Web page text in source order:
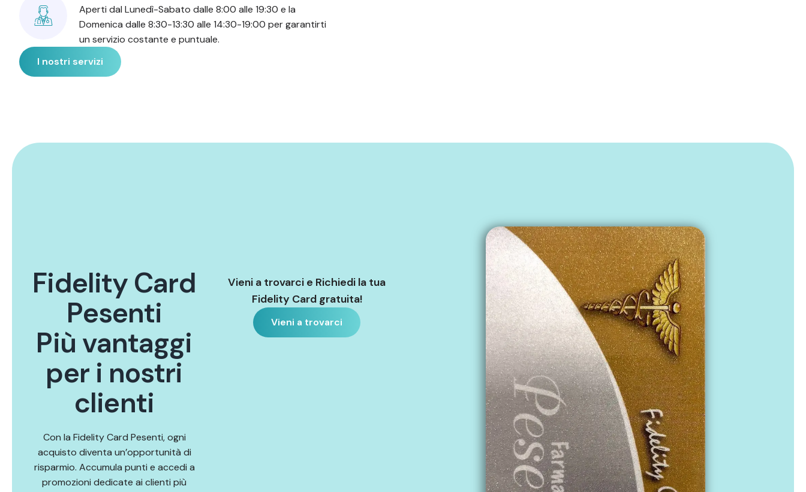
Aperti dal Lunedì-Sabato dalle 8:00 alle 19:30 e la
Domenica dalle 8:30-13:30 alle 14:30-19:00 per garantirti
un servizio costante e puntuale.
I nostri servizi
Fidelity Card
Pesenti
Più vantaggi
per i nostri
clienti
Con la Fidelity Card Pesenti, ogni
acquisto diventa un’opportunità di
risparmio. Accumula punti e accedi a
promozioni dedicate ai clienti più
Vieni a trovarci e Richiedi la tua
Fidelity Card gratuita!
Vieni a trovarci